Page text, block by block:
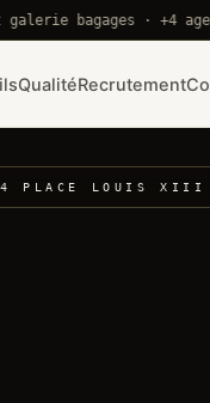
bagages · +4 agents
QualitéRecrutement
PLACE LOUIS XIII